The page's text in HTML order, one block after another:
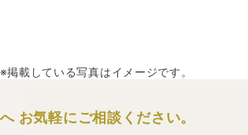
※掲載している写真はイメージです。
お気軽にご相談ください。